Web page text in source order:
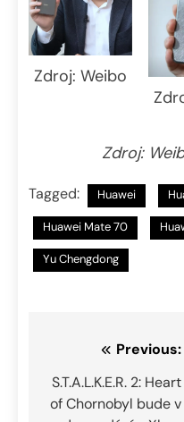
Zdroj: Weibo
Zdroj:
Tagged: Huawei
Huawei Mate 70
Yu Chengdong
Navigace
pro
Previous:
S.T.A.L.K.E.R. 2: Heart
of Chornobyl bude v